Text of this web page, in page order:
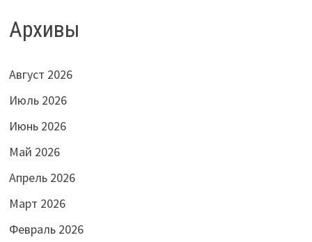
Архивы
Август 2026
Июль 2026
Июнь 2026
Май 2026
Апрель 2026
Март 2026
Февраль 2026